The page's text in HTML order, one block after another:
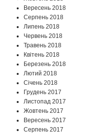
Вересень 2018
Серпень 2018
Липень 2018
Червень 2018
Травень 2018
Квітень 2018
Березень 2018
Лютий 2018
Січень 2018
Грудень 2017
Листопад 2017
Жовтень 2017
Вересень 2017
Серпень 2017